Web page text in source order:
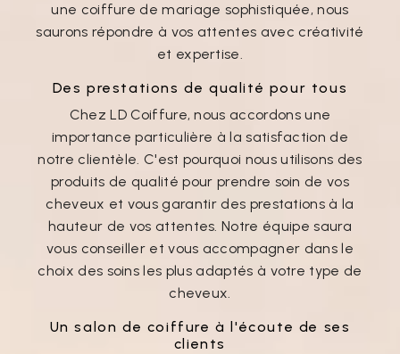
une coiffure de mariage sophistiquée, nous
saurons répondre à vos attentes avec créativité
et expertise.
Des prestations de qualité pour tous
Chez LD Coiffure, nous accordons une
importance particulière à la satisfaction de
notre clientèle. C'est pourquoi nous utilisons des
produits de qualité pour prendre soin de vos
cheveux et vous garantir des prestations à la
hauteur de vos attentes. Notre équipe saura
vous conseiller et vous accompagner dans le
choix des soins les plus adaptés à votre type de
cheveux.
Un salon de coiffure à l'écoute de ses
clients